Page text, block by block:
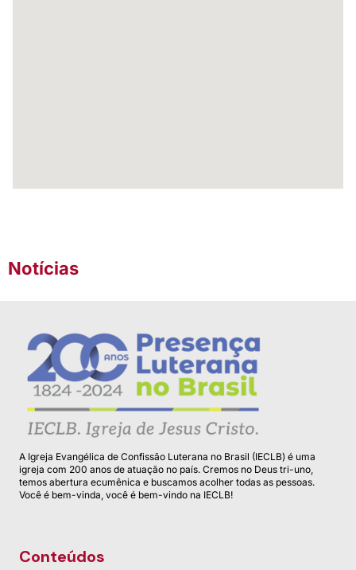
Notícias
A Igreja Evangélica de Confissão Luterana no Brasil (IECLB) é uma
igreja com 200 anos de atuação no país. Cremos no Deus tri-uno,
temos abertura ecumênica e buscamos acolher todas as pessoas.
Você é bem-vinda, você é bem-vindo na IECLB!
Conteúdos